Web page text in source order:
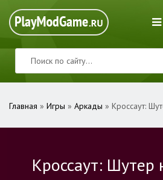
Главная » Игры » Аркады » Кроссаут:
Кроссаут: Шутер